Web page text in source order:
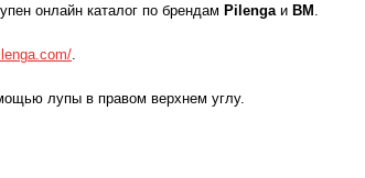
онлайн каталог по брендам Pilenga и BM .
.
лупы в правом верхнем углу.